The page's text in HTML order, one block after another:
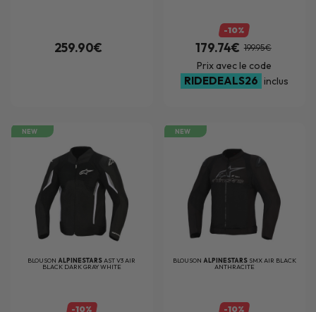
259.90€
-10%
179.74€ 199.95€
Prix avec le code
RIDEDEALS26 inclus
NEW
BLOUSON ALPINESTARS AST V3 AIR
BLACK DARK GRAY WHITE
-10%
NEW
BLOUSON ALPINESTARS SMX AIR BLACK
ANTHRACITE
-10%